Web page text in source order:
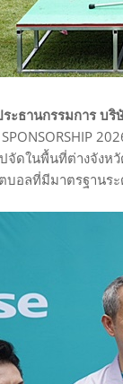
ะธานกรรมการ บ
SPONSORSHIP
จัดในพื้นที่ต่างจังห
บอลที่มีมาตรฐานร